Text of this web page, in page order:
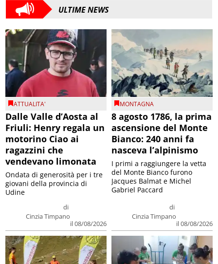
ULTIME NEWS
ATTUALITA'
Dalle Valle d’Aosta al
Friuli: Henry regala un
motorino Ciao ai
ragazzini che
vendevano limonata
di
Cinzia Timpano
il 08/08/2026
Ondata di generosità per i tre
giovani della provincia di
Udine
MONTAGNA
8 agosto 1786, la prima
ascensione del Monte
Bianco: 240 anni fa
nasceva l’alpinismo
di
Cinzia Timpano
il 08/08/2026
I primi a raggiungere la vetta
del Monte Bianco furono
Jacques Balmat e Michel
Gabriel Paccard